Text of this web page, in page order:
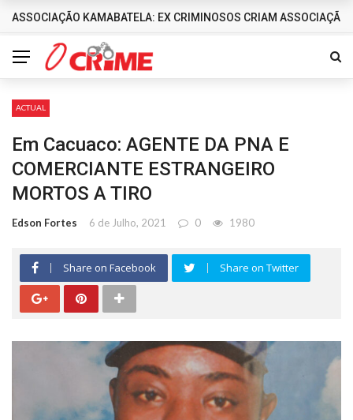
DESTAQUES
ASSOCIAÇÃO KAMABATELA: EX CRIMINOSOS CRIAM
ACTUAL
Em Cacuaco: AGENTE DA PNA E
COMERCIANTE ESTRANGEIRO
MORTOS A TIRO
Edson Fortes 6 de Julho, 2021 0 1980
Share on Facebook Share on Twitter